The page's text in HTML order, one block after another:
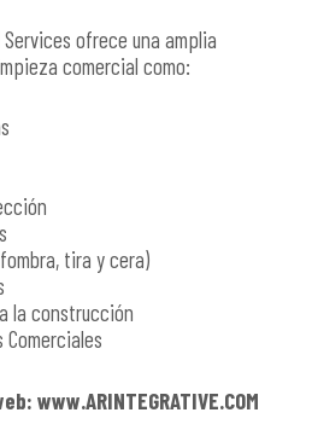
ofrece una amplia
comercial como:
tira y cera)
la construcción
www.ARINTEGRATIVE.COM